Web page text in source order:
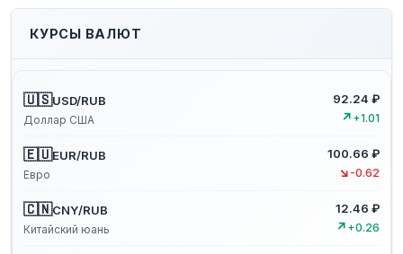
КУРСЫ ВАЛЮТ
🇺🇸USD/RUB
Доллар США
92.24 ₽
↗ +1.01
🇪🇺EUR/RUB
Евро
100.66 ₽
↘ -0.62
🇨🇳CNY/RUB
Китайский юань
12.46 ₽
↗ +0.26